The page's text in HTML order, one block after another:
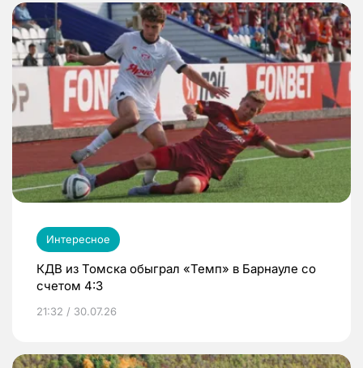
Интересное
КДВ из Томска обыграл «Темп» в Барнауле со
счетом 4:3
21:32 / 30.07.26